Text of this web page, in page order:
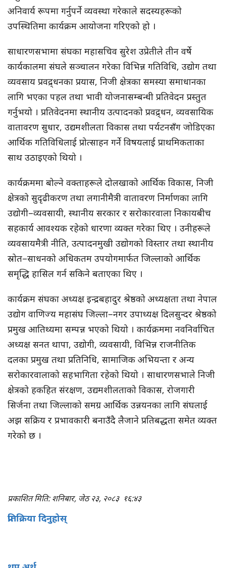
अनिवार्य रूपमा गर्नुपर्ने व्यवस्था गरेकाले सदस्यहरूको
उपस्थितिमा कार्यक्रम आयोजना गरिएको हो ।
साधारणसभामा संघका महासचिव सुरेश उप्रेतीले तीन वर्षे
कार्यकालमा संघले सञ्चालन गरेका विभिन्न गतिविधि, उद्योग तथा
व्यवसाय प्रवद्र्धनका प्रयास, निजी क्षेत्रका समस्या समाधानका
लागि भएका पहल तथा भावी योजनासम्बन्धी प्रतिवेदन प्रस्तुत
गर्नुभयो । प्रतिवेदनमा स्थानीय उत्पादनको प्रवद्र्धन, व्यवसायिक
वातावरण सुधार, उद्यमशीलता विकास तथा पर्यटनसँग जोडिएका
आर्थिक गतिविधिलाई प्रोत्साहन गर्ने विषयलाई प्राथमिकताका
साथ उठाइएको थियो ।
कार्यक्रममा बोल्ने वक्ताहरूले दोलखाको आर्थिक विकास, निजी
क्षेत्रको सुदृढीकरण तथा लगानीमैत्री वातावरण निर्माणका लागि
उद्योगी–व्यवसायी, स्थानीय सरकार र सरोकारवाला निकायबीच
सहकार्य आवश्यक रहेको धारणा व्यक्त गरेका थिए । उनीहरूले
व्यवसायमैत्री नीति, उत्पादनमुखी उद्योगको विस्तार तथा स्थानीय
स्रोत–साधनको अधिकतम उपयोगमार्फत जिल्लाको आर्थिक
समृद्धि हासिल गर्न सकिने बताएका थिए ।
कार्यक्रम संघका अध्यक्ष इन्द्रबहादुर श्रेष्ठको अध्यक्षता तथा नेपाल
उद्योग वाणिज्य महासंघ जिल्ला–नगर उपाध्यक्ष दिलसुन्दर श्रेष्ठको
प्रमुख आतिथ्यमा सम्पन्न भएको थियो । कार्यक्रममा नवनिर्वाचित
अध्यक्ष सनत थापा, उद्योगी, व्यवसायी, विभिन्न राजनीतिक
दलका प्रमुख तथा प्रतिनिधि, सामाजिक अभियन्ता र अन्य
सरोकारवालाको सहभागिता रहेको थियो । साधारणसभाले निजी
क्षेत्रको हकहित संरक्षण, उद्यमशीलताको विकास, रोजगारी
सिर्जना तथा जिल्लाको समग्र आर्थिक उन्नयनका लागि संघलाई
अझ सक्रिय र प्रभावकारी बनाउँदै लैजाने प्रतिबद्धता समेत व्यक्त
गरेको छ ।
प्रकाशित मिति: शनिबार, जेठ २३, २०८३ १६:४३
प्रतिक्रिया दिनुहोस्